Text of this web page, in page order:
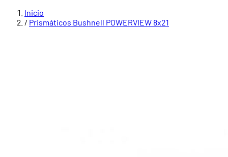
Inicio
/ Prismáticos Bushnell POWERVIEW 8x21